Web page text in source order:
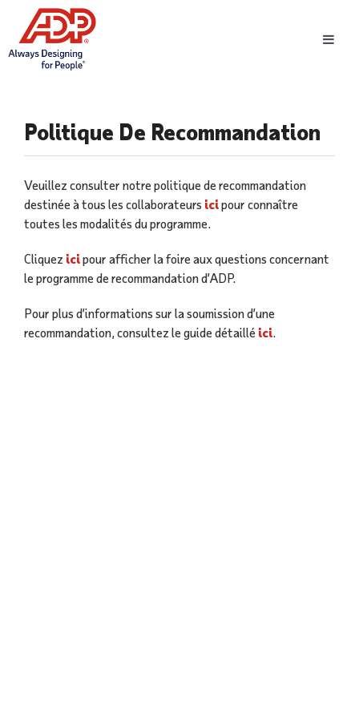
Politique De Recommandation
Veuillez consulter notre politique de recommandation
destinée à tous les collaborateurs icipour connaître
toutes les modalités du programme.
Cliquez icipour afficher la foire aux questions concernant
le programme de recommandation d’ADP.
Pour plus d’informations sur la soumission d’une
recommandation, consultez le guide détaillé ici.